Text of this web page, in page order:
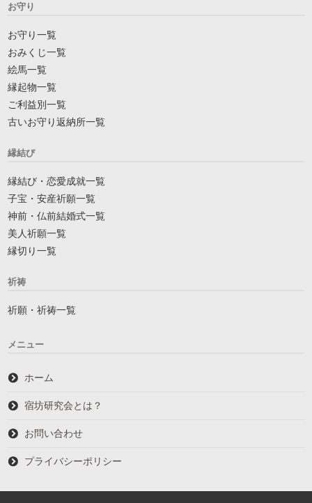
お守り
お守り一覧
おみくじ一覧
絵馬一覧
縁起物一覧
ご利益別一覧
古いお守り返納所一覧
縁結び
縁結び・恋愛成就一覧
子宝・安産祈願一覧
神前・仏前結婚式一覧
美人祈願一覧
縁切り一覧
祈祷
祈願・祈祷一覧
メニュー
ホーム
宿坊研究会とは？
お問い合わせ
プライバシーポリシー